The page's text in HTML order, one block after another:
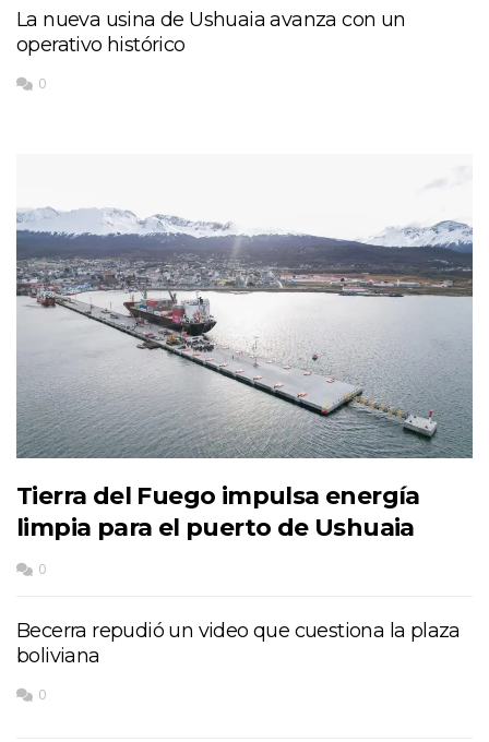
La nueva usina de Ushuaia avanza con un
operativo histórico
0
Tierra del Fuego impulsa energía
limpia para el puerto de Ushuaia
0
Becerra repudió un video que cuestiona la plaza
boliviana
0